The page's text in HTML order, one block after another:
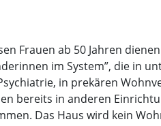
Frauen ab 50 Jahren
im System”, die in
in prekären
bereits in anderen
Das Haus wird kein